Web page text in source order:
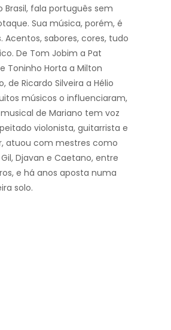
Brasil, fala português sem
Sua música, porém, é
Acentos, sabores, cores, tudo
De Tom Jobim a Pat
Toninho Horta a Milton
de Ricardo Silveira a Hélio
músicos o influenciaram,
de Mariano tem voz
violonista, guitarrista e
atuou com mestres como
Djavan e Caetano, entre
e há anos aposta numa
solo.